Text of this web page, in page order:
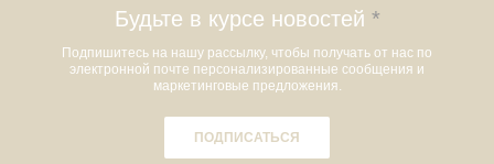
Будьте в курсе новостей *
Подпишитесь на нашу рассылку, чтобы получать от нас по
электронной почте персонализированные сообщения и
маркетинговые предложения.
ПОДПИСАТЬСЯ